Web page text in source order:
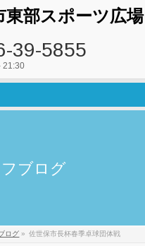
東部スポーツ広場
39-5855
21:30
ブログ
ログ » 佐世保市長杯春季卓球団体戦